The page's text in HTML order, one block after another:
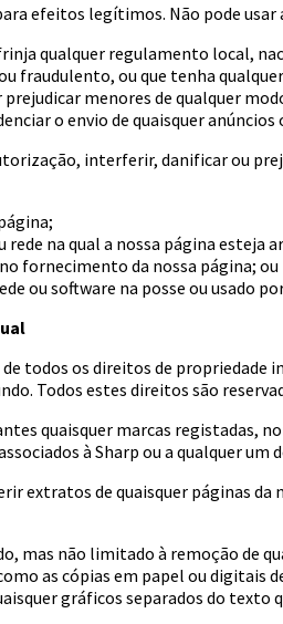
efeitos legítimos. Não pode usar
qualquer regulamento local,
fraudulento, ou que tenha
menores de qualquer
o envio de quaisquer
interferir, danificar ou
na qual a nossa página esteja
fornecimento da nossa página; ou
ou software na posse ou usado
todos os direitos de
Todos estes direitos são
quaisquer marcas registadas,
à Sharp ou a qualquer
extratos de quaisquer páginas
mas não limitado à remoção de
as cópias em papel ou
gráficos separados do texto